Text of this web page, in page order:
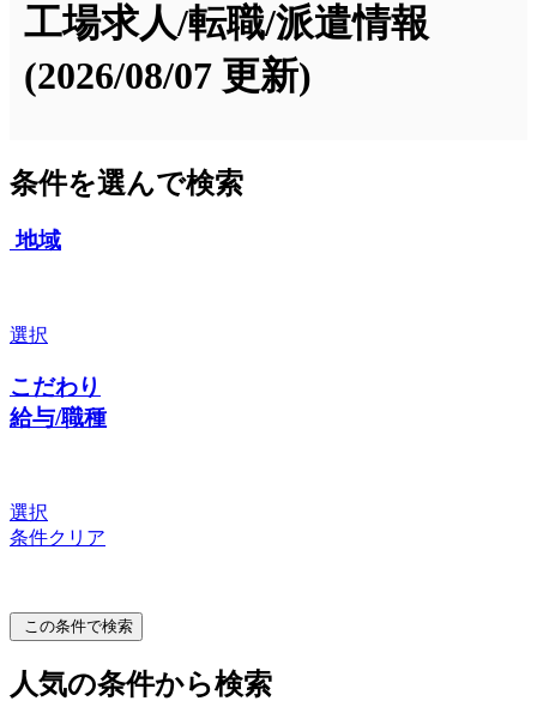
工場求人/転職/派遣情報
(2026/08/07 更新)
条件を選んで検索
地域
選択
こだわり
給与/職種
選択
条件クリア
この条件で検索
人気の条件から検索